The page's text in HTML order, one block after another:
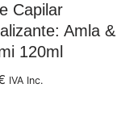
Capilar
Amla &
120ml
IVA Inc.